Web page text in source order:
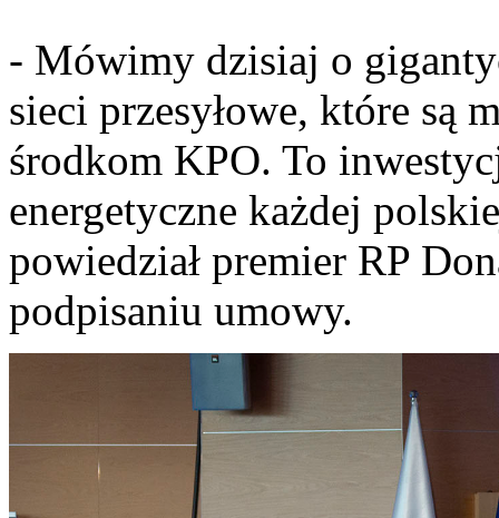
- Mówimy dzisiaj o
sieci przesyłowe, które są
środkom KPO. To
energetyczne każdej
powiedział premier RP
podpisaniu umowy.